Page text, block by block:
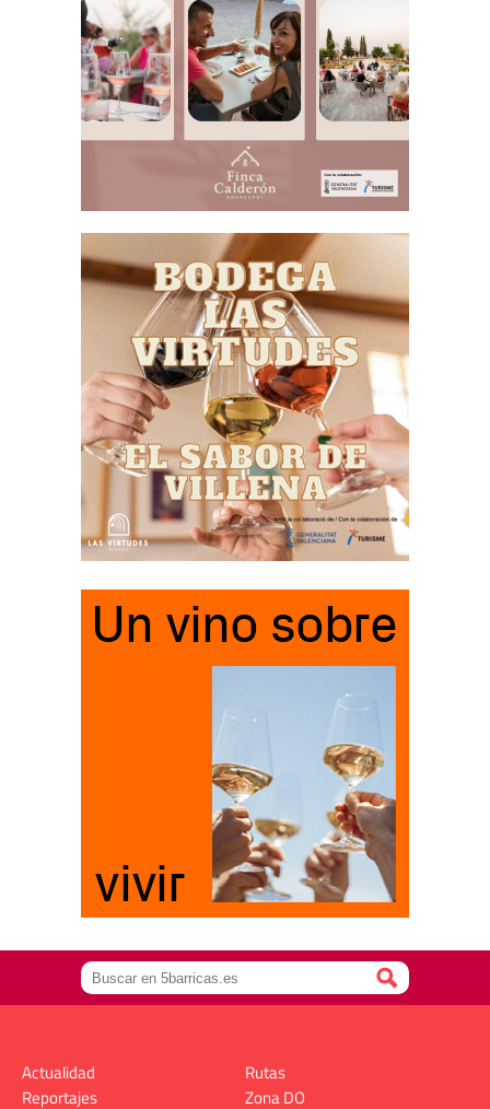
Actualidad
Reportajes
Rutas
Zona DO